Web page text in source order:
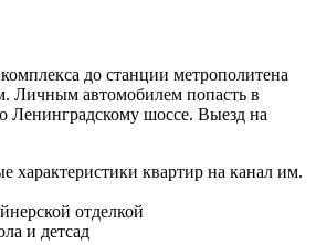
до станции метрополитена
Личным автомобилем попасть в
Ленинградскому шоссе. Выезд на
характеристики квартир на канал им.
отделкой
и детсад